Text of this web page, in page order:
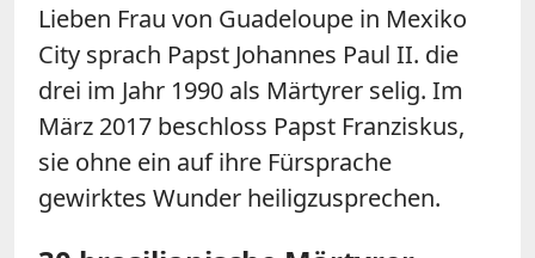
Lieben Frau von Guadeloupe in Mexiko
City sprach Papst Johannes Paul II. die
drei im Jahr 1990 als Märtyrer selig. Im
März 2017 beschloss Papst Franziskus,
sie ohne ein auf ihre Fürsprache
gewirktes Wunder heiligzusprechen.